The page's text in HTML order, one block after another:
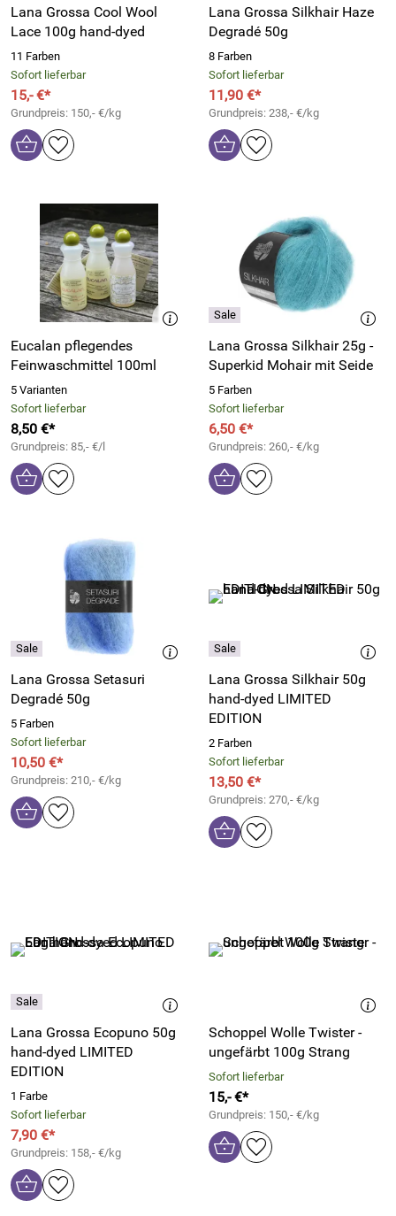
Lana Grossa Cool Wool
Lace 100g hand-dyed
11 Farben
Sofort lieferbar
15,- €*
Grundpreis: 150,- €/kg
Lana Grossa Silkhair Haze
Degradé 50g
8 Farben
Sofort lieferbar
11,90 €*
Grundpreis: 238,- €/kg
Eucalan pflegendes
Feinwaschmittel 100ml
5 Varianten
Sofort lieferbar
8,50 €*
Grundpreis: 85,- €/l
Lana Grossa Silkhair 25g -
Superkid Mohair mit Seide
5 Farben
Sofort lieferbar
6,50 €*
Grundpreis: 260,- €/kg
Lana Grossa Setasuri
Degradé 50g
5 Farben
Sofort lieferbar
10,50 €*
Grundpreis: 210,- €/kg
Lana Grossa Silkhair 50g
hand-dyed LIMITED
EDITION
2 Farben
Sofort lieferbar
13,50 €*
Grundpreis: 270,- €/kg
Lana Grossa Ecopuno 50g
hand-dyed LIMITED
EDITION
1 Farbe
Sofort lieferbar
7,90 €*
Grundpreis: 158,- €/kg
Schoppel Wolle Twister -
ungefärbt 100g Strang
Sofort lieferbar
15,- €*
Grundpreis: 150,- €/kg